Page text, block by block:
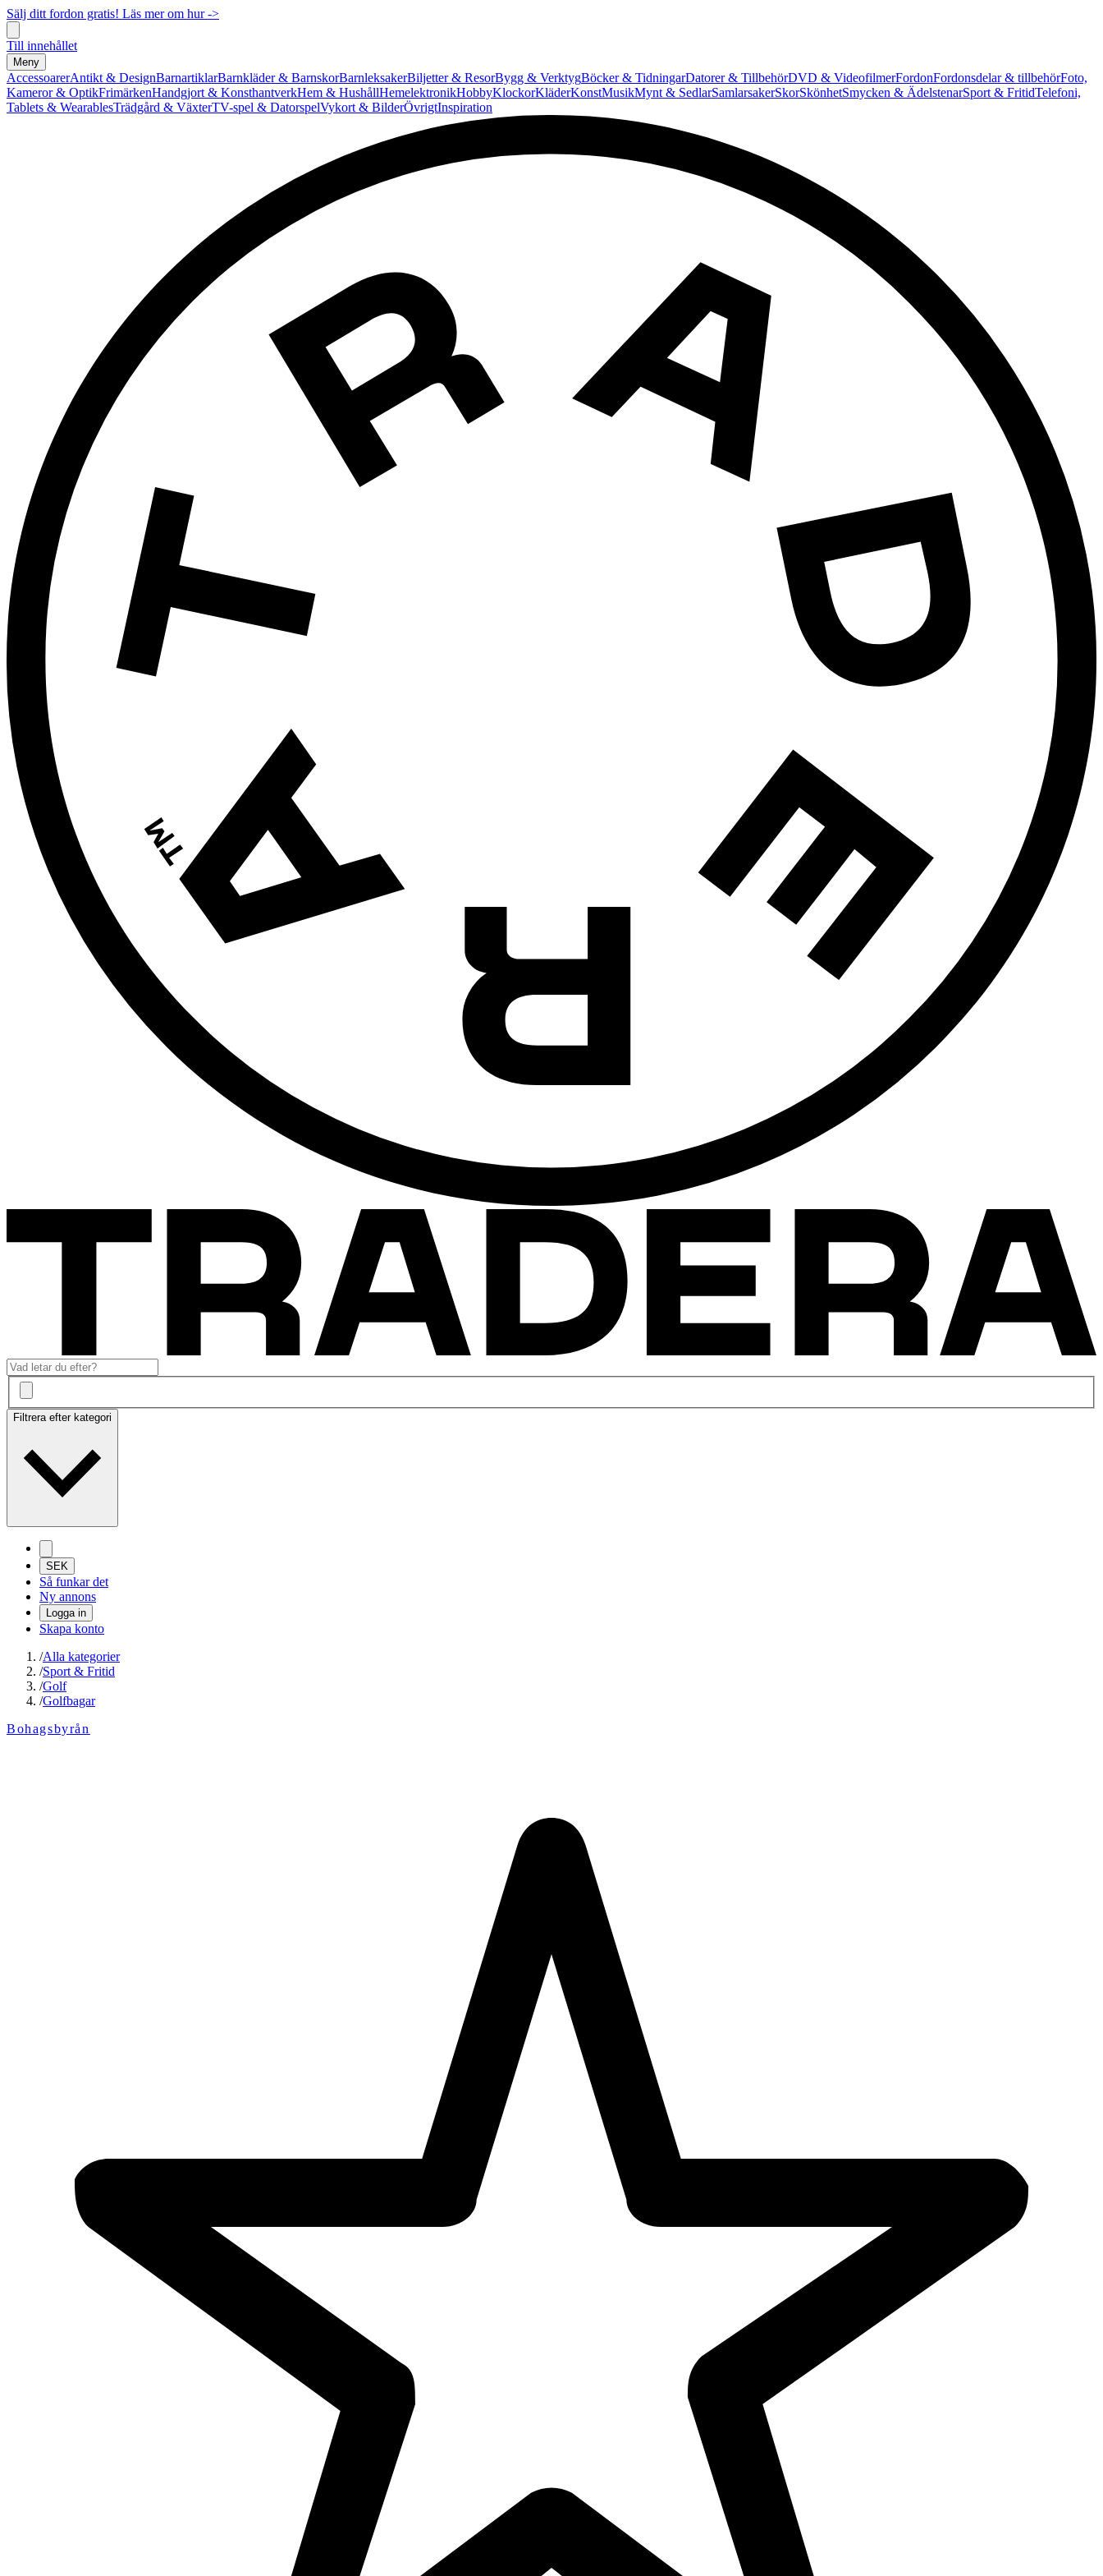
Sälj ditt fordon gratis! Läs mer om hur ->
Till innehållet
Meny
AccessoarerAntikt & DesignBarnartiklarBarnkläder & BarnskorBarnleksakerBiljetter & ResorBygg & VerktygBöcker & TidningarDatorer & TillbehörDVD & VideofilmerFordonFordonsdelar & tillbehörFoto,
Kameror & OptikFrimärkenHandgjort & KonsthantverkHem & HushållHemelektronikHobbyKlockorKläderKonstMusikMynt & SedlarSamlarsakerSkorSkönhetSmycken & ÄdelstenarSport & FritidTelefoni,
Tablets & WearablesTrädgård & VäxterTV-spel & DatorspelVykort & BilderÖvrigtInspiration
Filtrera efter kategori
SEK
Så funkar det
Ny annons
Logga in
Skapa konto
/Alla kategorier
/Sport & Fritid
/Golf
/Golfbagar
Bohagsbyrån